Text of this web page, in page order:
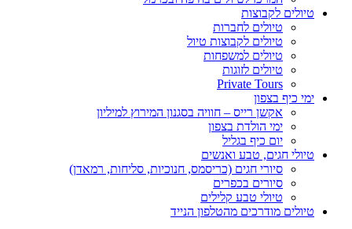
טיולים לקבוצות
טיולים לחברות
טיולים לקבוצות טיול
טיולים למשפחות
טיולים לזוגות
Private Tours
ימי כיף בצפון
אקשן רייס – חוויה בסגנון המירוץ למיליון
ימי הולדת בצפון
יום כיף בגליל
טיולי חגים, טבע ואנשים
סיורי חגים (כריסמס, חנוכיות, סליחות, רמאדן)
סיורים בכפרים
טיולי טבע קלילים
טיולים מודרכים מהטלפון הנייד